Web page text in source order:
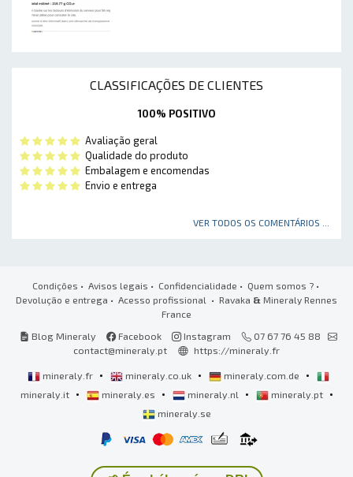
CLASSIFICAÇÕES DE CLIENTES
100% POSITIVO
Avaliação geral
Qualidade do produto
Embalagem e encomendas
Envio e entrega
VER TODOS OS COMENTÁRIOS ...
Condições • Avisos legais • Confidencialidade • Quem somos ?•
Devolução e entrega • Acesso profissional • Ravaka & Mineraly Rennes
France
Blog Mineraly
Facebook Instagram
07 67 76 45 88
contact@mineraly.pt
https://mineraly.fr
mineraly.fr • mineraly.co.uk • mineraly.com.de •
mineraly.it • mineraly.es • mineraly.nl • mineraly.pt •
mineraly.se